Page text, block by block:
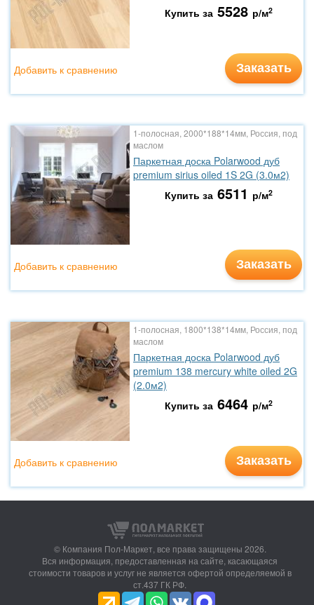
Купить за 5528 р/м2
Заказать
Добавить к сравнению
1-полосная, 2000*188*14мм, Россия, под
маслом
Паркетная доска Polarwood дуб
premium sirius oiled 1S 2G (3.0м2)
Купить за 6511 р/м2
Заказать
Добавить к сравнению
1-полосная, 1800*138*14мм, Россия, под
маслом
Паркетная доска Polarwood дуб
premium 138 mercury white oiled 2G
(2.0м2)
Купить за 6464 р/м2
Заказать
Добавить к сравнению
© Компания Пол-Маркет, все права защищены 2026.
Вся информация, предоставленная на сайте, касающаяся
стоимости товаров и услуг не является офертой определяемой в
ст.437 ГК РФ.